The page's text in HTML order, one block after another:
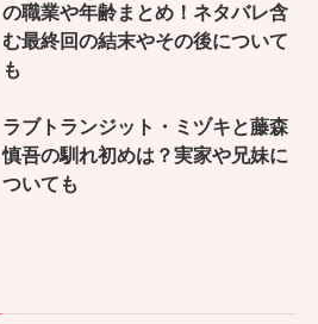
の職業や年齢まとめ！ネタバレ含
む最終回の結末やその後について
も
ラブトランジット・ミヅキと藤森
慎吾の馴れ初めは？実家や兄妹に
ついても